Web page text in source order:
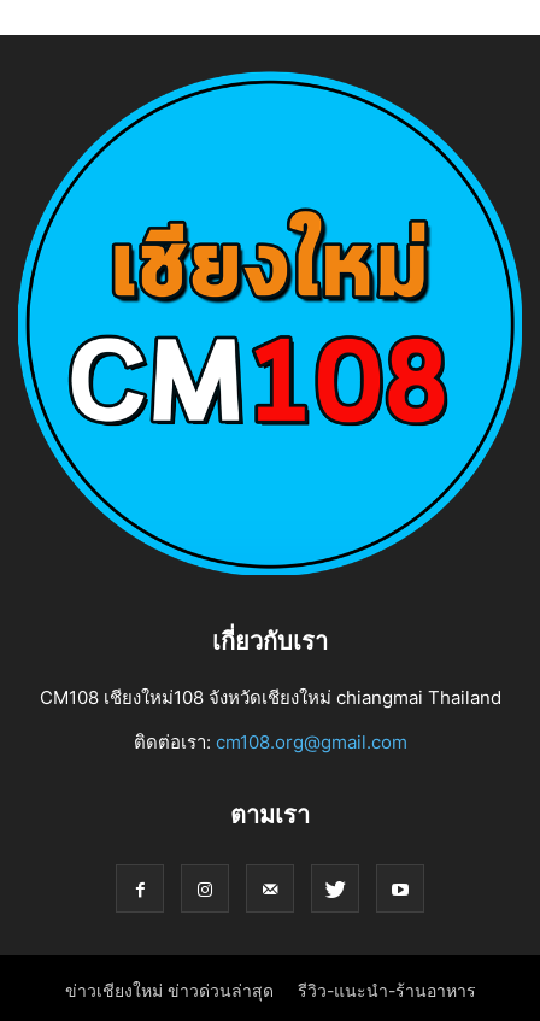
เกี่ยวกับเรา
CM108 เชียงใหม่108 จังหวัดเชียงใหม่ chiangmai Thailand
ติดต่อเรา: cm108.org@gmail.com
ตามเรา
ข่าวเชียงใหม่ ข่าวด่วนล่าสุด รีวิว-แนะนำ-ร้านอาหาร